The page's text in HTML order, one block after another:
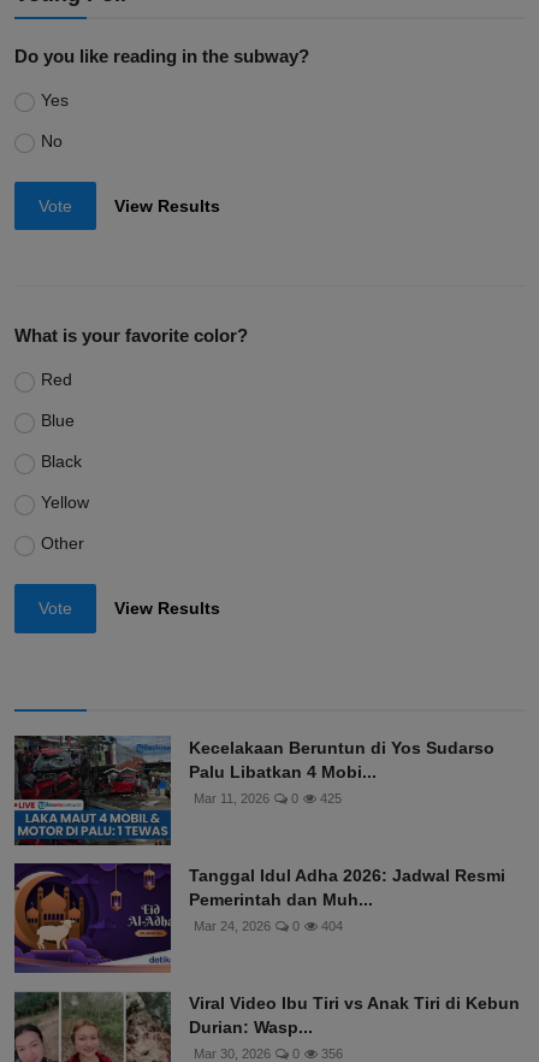
Do you like reading in the subway?
Yes
No
Vote View Results
What is your favorite color?
Red
Blue
Black
Yellow
Other
Vote View Results
Kecelakaan Beruntun di Yos Sudarso
Palu Libatkan 4 Mobi...
Mar 11, 2026 0 425
Tanggal Idul Adha 2026: Jadwal Resmi
Pemerintah dan Muh...
Mar 24, 2026 0 404
Viral Video Ibu Tiri vs Anak Tiri di Kebun
Durian: Wasp...
Mar 30, 2026 0 356